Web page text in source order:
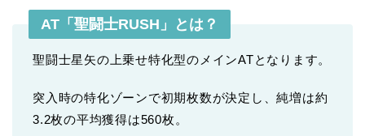
AT「聖闘士RUSH」とは？
聖闘士星矢の上乗せ特化型のメインATとなります。
突入時の特化ゾーンで初期枚数が決定し、純増は約
3.2枚の平均獲得は560枚。